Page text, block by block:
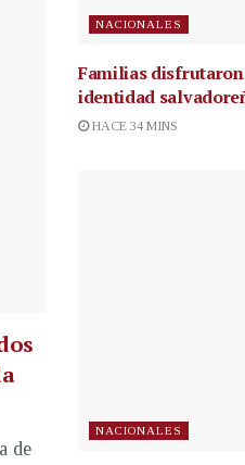
de
NACIONALES
Familias
identidad
HACE 34 MINS
NACIONALES